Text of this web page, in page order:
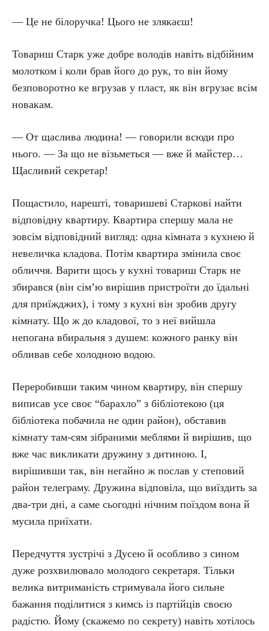
— Це не білоручка! Цього не злякаєш!
Товариш Старк уже добре володів навіть відбійним
молотком і коли брав його до рук, то він йому
безповоротно ке вгрузав у пласт, як він вгрузає всім
новакам.
— От щаслива людина! — говорили всюди про
нього. — За що не візьметься — вже й майстер…
Щасливий секретар!
Пощастило, нарешті, товаришеві Старкові найти
відповідну квартиру. Квартира спершу мала не
зовсім відповідний вигляд: одна кімната з кухнею й
невеличка кладова. Потім квартира змінила своє
обличчя. Варити щось у кухні товариш Старк не
збирався (він сім’ю вирішив пристроїти до їдальні
для приїжджих), і тому з кухні він зробив другу
кімнату. Що ж до кладової, то з неї вийшла
непогана вбиральня з душем: кожного ранку він
обливав себе холодною водою.
Переробивши таким чином квартиру, він спершу
виписав усе своє “барахло” з бібліотекою (ця
бібліотека побачила не один район), обставив
кімнату там-сям зібраними меблями й вирішив, що
вже час викликати дружину з дитиною. І,
вирішивши так, він негайно ж послав у степовий
район телеграму. Дружина відповіла, що виїздить за
два-три дні, а саме сьогодні нічним поїздом вона й
мусила приїхати.
Передчуття зустрічі з Дусею й особливо з сином
дуже розхвилювало молодого секретаря. Тільки
велика витриманість стримувала його сильне
бажання поділитися з кимсь із партійців своєю
радістю. Йому (скажемо по секрету) навіть хотілось